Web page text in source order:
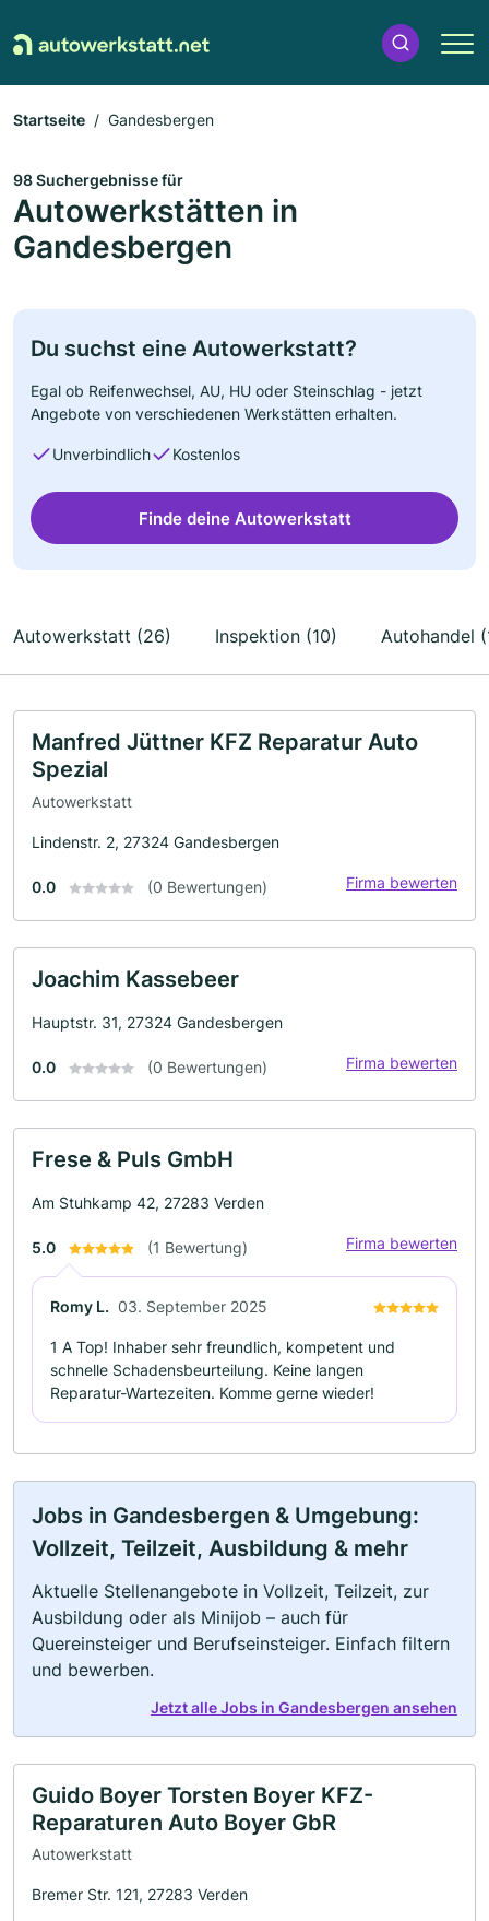
Startseite Gandesbergen
98 Suchergebnisse für
Autowerkstätten in
Gandesbergen
Du suchst eine Autowerkstatt?
Egal ob Reifenwechsel, AU, HU oder Steinschlag - jetzt
Angebote von verschiedenen Werkstätten erhalten.
Unverbindlich Kostenlos
Finde deine Autowerkstatt
Autowerkstatt (26) Inspektion (10) Autohandel
Manfred Jüttner KFZ Reparatur Auto
Spezial
Autowerkstatt
Lindenstr. 2, 27324 Gandesbergen
0.0 (0 Bewertungen) Firma bewerten
Joachim Kassebeer
Hauptstr. 31, 27324 Gandesbergen
0.0 (0 Bewertungen) Firma bewerten
Frese & Puls GmbH
Am Stuhkamp 42, 27283 Verden
5.0 (1 Bewertung) Firma bewerten
Romy L. 03. September 2025
1 A Top! Inhaber sehr freundlich, kompetent und
schnelle Schadensbeurteilung. Keine langen
Reparatur-Wartezeiten. Komme gerne wieder!
Jobs in Gandesbergen & Umgebung:
Vollzeit, Teilzeit, Ausbildung & mehr
Aktuelle Stellenangebote in Vollzeit, Teilzeit, zur
Ausbildung oder als Minijob – auch für
Quereinsteiger und Berufseinsteiger. Einfach filtern
und bewerben.
Jetzt alle Jobs in Gandesbergen ansehen
Guido Boyer Torsten Boyer KFZ-
Reparaturen Auto Boyer GbR
Autowerkstatt
Bremer Str. 121, 27283 Verden